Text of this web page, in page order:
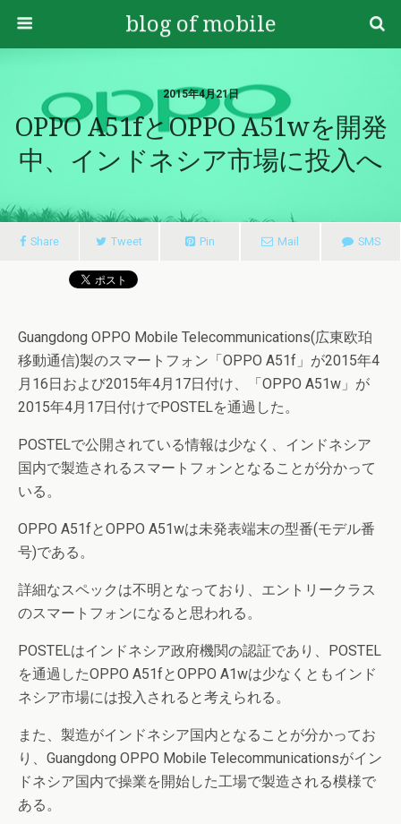
blog of mobile
2015年4月21日
OPPO A51fとOPPO A51wを開発
中、インドネシア市場に投入へ
Share Tweet Pin Mail SMS
Guangdong OPPO Mobile Telecommunications(広東欧珀
移動通信)製のスマートフォン「OPPO A51f」が2015年4
月16日および2015年4月17日付け、「OPPO A51w」が
2015年4月17日付けでPOSTELを通過した。
POSTELで公開されている情報は少なく、インドネシア
国内で製造されるスマートフォンとなることが分かって
いる。
OPPO A51fとOPPO A51wは未発表端末の型番(モデル番
号)である。
詳細なスペックは不明となっており、エントリークラス
のスマートフォンになると思われる。
POSTELはインドネシア政府機関の認証であり、POSTEL
を通過したOPPO A51fとOPPO A1wは少なくともインド
ネシア市場には投入されると考えられる。
また、製造がインドネシア国内となることが分かってお
り、Guangdong OPPO Mobile Telecommunicationsがイン
ドネシア国内で操業を開始した工場で製造される模様で
ある。